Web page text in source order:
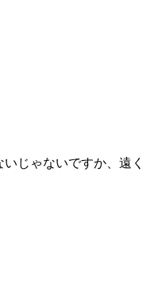
じゃないですか、遠く